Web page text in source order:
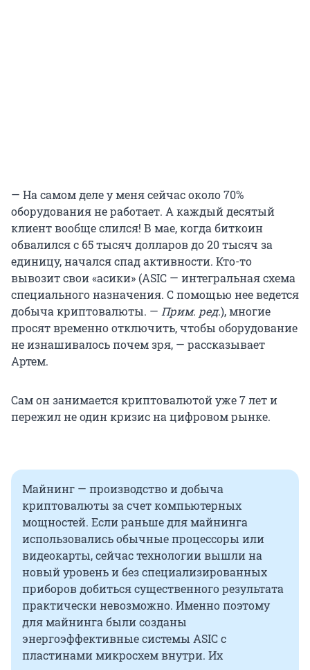
— На самом деле у меня сейчас около 70%
оборудования не работает. А каждый десятый
клиент вообще слился! В мае, когда биткоин
обвалился с 65 тысяч долларов до 20 тысяч за
единицу, начался спад активности. Кто-то
вывозит свои «асики» (ASIC — интегральная схема
специального назначения. С помощью нее ведется
добыча криптовалюты. — Прим. ред.), многие
просят временно отключить, чтобы оборудование
не изнашивалось почем зря, — рассказывает
Артем.
Сам он занимается криптовалютой уже 7 лет и
пережил не один кризис на цифровом рынке.
Майнинг — производство и добыча
криптовалюты за счет компьютерных
мощностей. Если раньше для майнинга
использовались обычные процессоры или
видеокарты, сейчас технологии вышли на
новый уровень и без специализированных
приборов добиться существенного результата
практически невозможно. Именно поэтому
для майнинга были созданы
энергоэффективные системы ASIC с
пластинами микросхем внутри. Их